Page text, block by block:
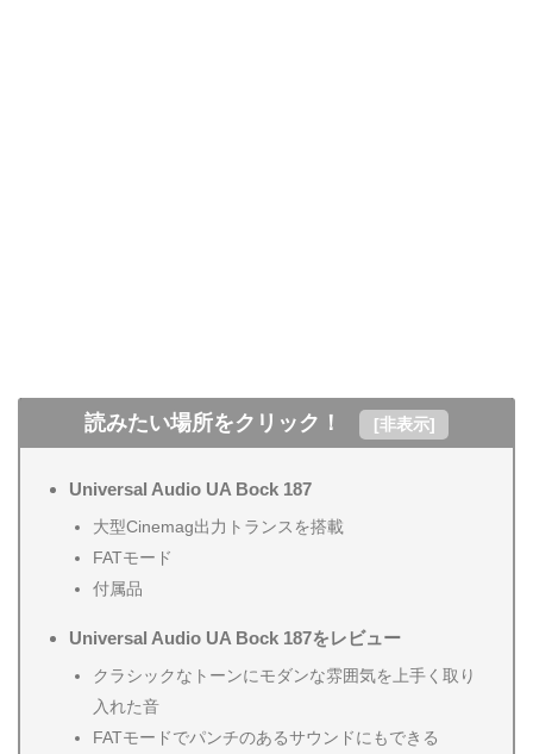
読みたい場所をクリック！ [非表示]
Universal Audio UA Bock 187
大型Cinemag出力トランスを搭載
FATモード
付属品
Universal Audio UA Bock 187をレビュー
クラシックなトーンにモダンな雰囲気を上手く取り
入れた音
FATモードでパンチのあるサウンドにもできる